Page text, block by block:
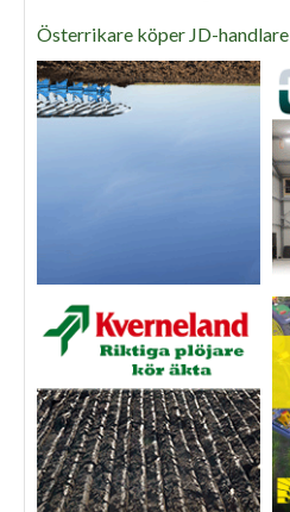
Österrikare köper JD-handlare